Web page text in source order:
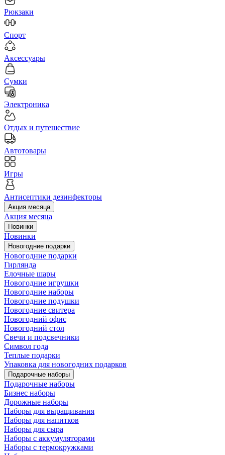
Рюкзаки
Спорт
Аксессуары
Сумки
Электроника
Отдых и путешествие
Автотовары
Игры
Антисептики дезинфекторы
Акция месяца
Акция месяца
Новинки
Новинки
Новогодние подарки
Новогодние подарки
Гирлянда
Елочные шары
Новогодние игрушки
Новогодние наборы
Новогодние подушки
Новогодние свитера
Новогодний офис
Новогодний стол
Свечи и подсвечники
Символ года
Теплые подарки
Упаковка для новогодних подарков
Подарочные наборы
Подарочные наборы
Бизнес наборы
Дорожные наборы
Наборы для выращивания
Наборы для напитков
Наборы для сыра
Наборы с аккумуляторами
Наборы с термокружками